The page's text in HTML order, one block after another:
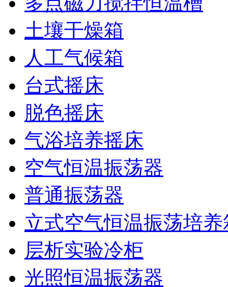
土壤干燥箱
人工气候箱
台式摇床
脱色摇床
气浴培养摇床
空气恒温振荡器
普通振荡器
立式空气恒温振荡培养
层析实验冷柜
光照恒温振荡器